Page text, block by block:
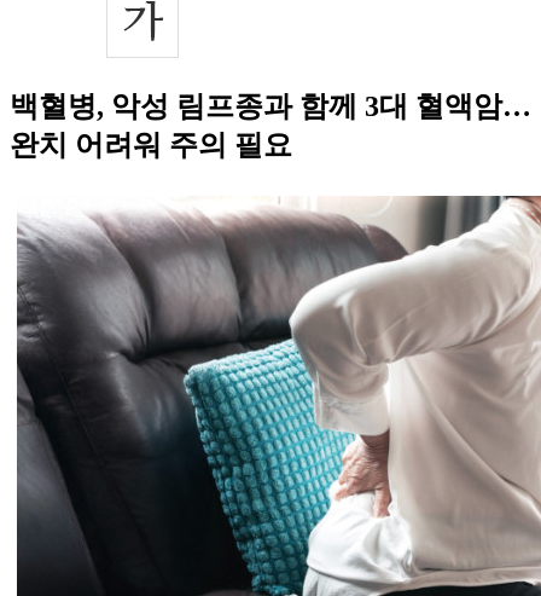
백혈병, 악성 림프종과 함께 3대 혈액암…
완치 어려워 주의 필요